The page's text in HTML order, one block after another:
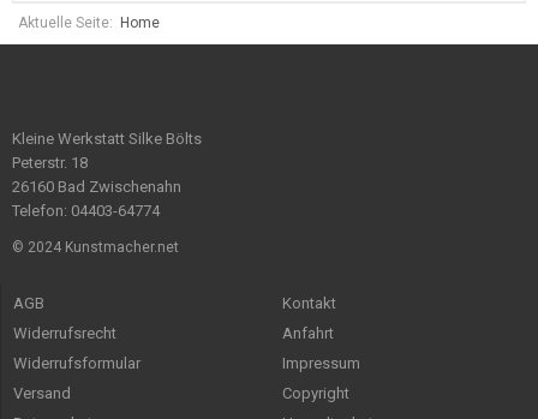
Aktuelle Seite: Home
Kleine Werkstatt Silke Bölts
Peterstr. 18
26160 Bad Zwischenahn
Telefon: 04403-64774
© 2024 Kunstmacher.net
AGB
Widerrufsrecht
Widerrufsformular
Versand
Kontakt
Anfahrt
Impressum
Copyright